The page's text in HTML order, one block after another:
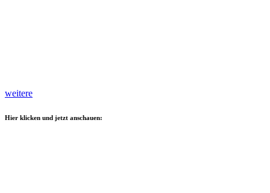
weitere
Hier klicken und jetzt anschauen: